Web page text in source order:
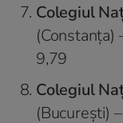
Colegiul
9,79
Colegiul
(București)